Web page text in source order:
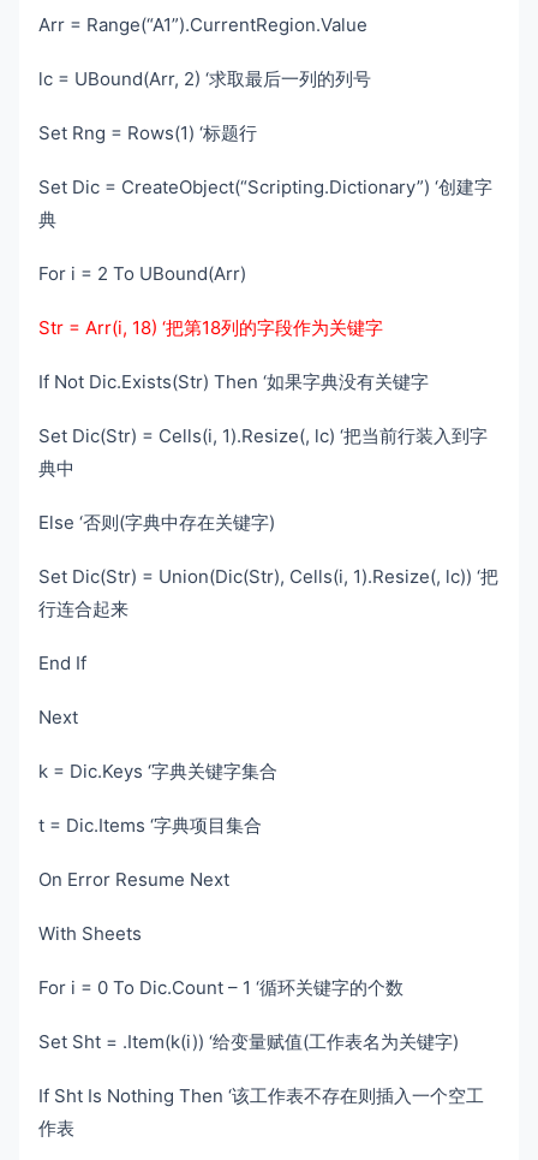
Arr = Range(“A1”).CurrentRegion.Value
lc = UBound(Arr, 2) ‘求取最后一列的列号
Set Rng = Rows(1) ‘标题行
Set Dic = CreateObject(“Scripting.Dictionary”) ‘创建字
典
For i = 2 To UBound(Arr)
Str = Arr(i, 18) ‘把第18列的字段作为关键字
If Not Dic.Exists(Str) Then ‘如果字典没有关键字
Set Dic(Str) = Cells(i, 1).Resize(, lc) ‘把当前行装入到字
典中
Else ‘否则(字典中存在关键字)
Set Dic(Str) = Union(Dic(Str), Cells(i, 1).Resize(, lc)) ‘把
行连合起来
End If
Next
k = Dic.Keys ‘字典关键字集合
t = Dic.Items ‘字典项目集合
On Error Resume Next
With Sheets
For i = 0 To Dic.Count – 1 ‘循环关键字的个数
Set Sht = .Item(k(i)) ‘给变量赋值(工作表名为关键字)
If Sht Is Nothing Then ‘该工作表不存在则插入一个空工
作表